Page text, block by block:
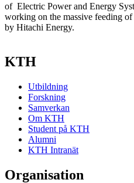
of Electric Power and Energy
working on the massive feeding
by Hitachi Energy.
KTH
Utbildning
Forskning
Samverkan
Om KTH
Student på KTH
Alumni
KTH Intranät
Organisation